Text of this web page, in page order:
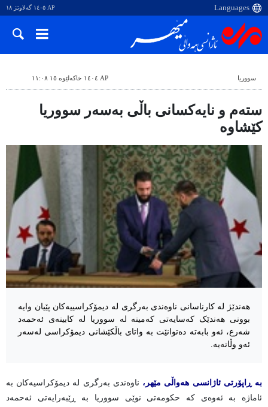
AP ١٤٠٥ گەلاوێژ ١٨
سووریا AP ١٤٠٤ خاکەلێوە ١٥ ١١:٠٨
ستەم و نایەکسانی باڵی بەسەر سووریا
کێشاوە
هەندێژ لە کارناسانی ناوەندی بەرگری لە دیمۆکراسییەکان پێیان وایە
بوونی هەندێک کەسایەتی کەمینە لە سووریا لە کابینەی ئەحمەد
شەرع، ئەو بابەتە دەتوانێت بە واتای باڵکێشانی دیمۆکراسی لەسەر
ئەو وڵاتەیە.
بە ڕاپۆرتی ئاژانسی هەواڵی مێهر، ناوەندی بەرگری لە دیمۆکراسیەکان بە
ئاماژە بە ئەوەی کە حکومەتی نوێی سووریا بە ڕێبەرایەتی ئەحمەد